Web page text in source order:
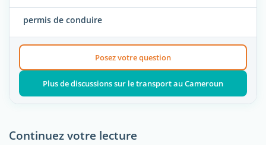
permis de conduire
Posez votre question
Plus de discussions sur le transport au Cameroun
Continuez votre lecture